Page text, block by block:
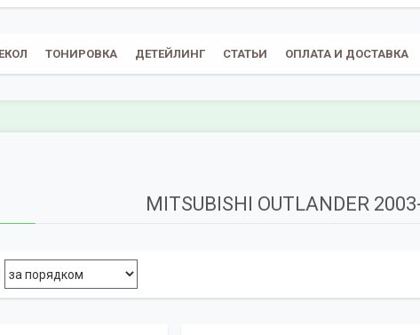
ТОНИРОВКА ДЕТЕЙЛИНГ СТАТЬИ ОПЛАТА И ДОСТАВКА
MITSUBISHI OUTLANDER